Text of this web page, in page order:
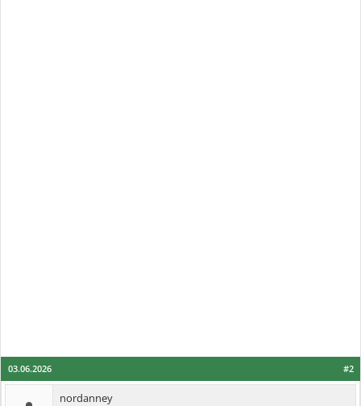
#2
03.06.2026
nordanney